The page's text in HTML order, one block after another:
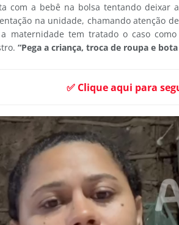
com a bebê na bolsa tentando deixar
na unidade, chamando atenção
maternidade tem tratado o caso
“Pega a criança, troca de roupa e
✅ Clique aqui para